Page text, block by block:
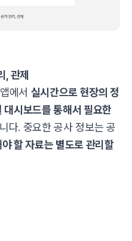
관제
에서 실시간으로 현장의 정
대시보드를 통해서 필요한
다. 중요한 공사 정보는 공
할 자료는 별도로 관리할